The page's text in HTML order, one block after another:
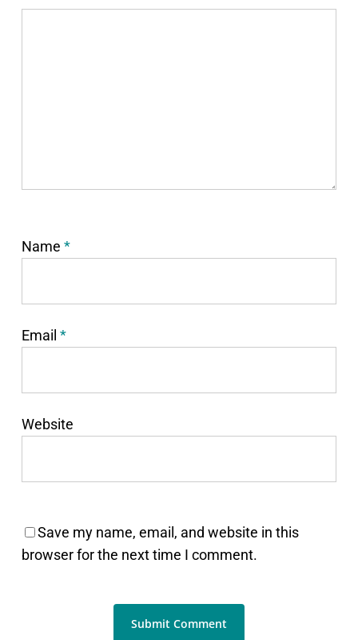
Name *
Email *
Website
Save my name, email, and website in this
browser for the next time I comment.